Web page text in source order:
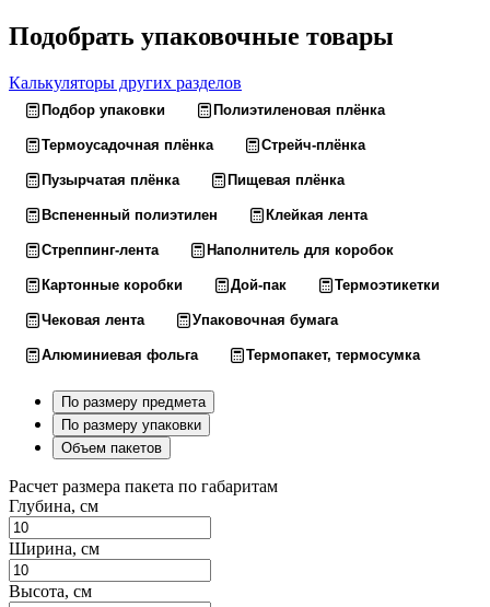
Подобрать упаковочные товары
Калькуляторы других разделов
Подбор упаковки Полиэтиленовая плёнка
Термоусадочная плёнка Стрейч-плёнка
Пузырчатая плёнка Пищевая плёнка
Вспененный полиэтилен Клейкая лента
Стреппинг-лента Наполнитель для коробок
Картонные коробки Дой-пак Термоэтикетки
Чековая лента Упаковочная бумага
Алюминиевая фольга Термопакет, термосумка
По размеру предмета
По размеру упаковки
Объем пакетов
Расчет размера пакета по габаритам
Глубина, см
Ширина, см
Высота, см